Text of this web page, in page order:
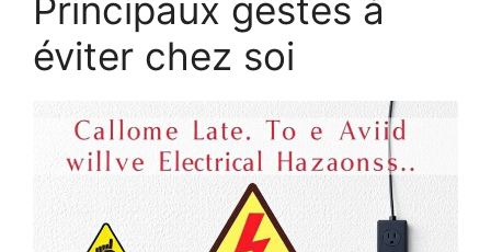
Principaux gestes à
éviter chez soi